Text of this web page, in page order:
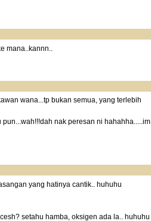
mana..kannn..
wana...tp bukan semua, yang terlebih
pun...wah!!!dah nak peresan ni hahahha.....im
yang hatinya cantik.. huhuhu
setahu hamba, oksigen ada la.. huhuhu